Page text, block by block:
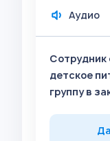
Аудио
Сотрудник
детское
группу в
Да